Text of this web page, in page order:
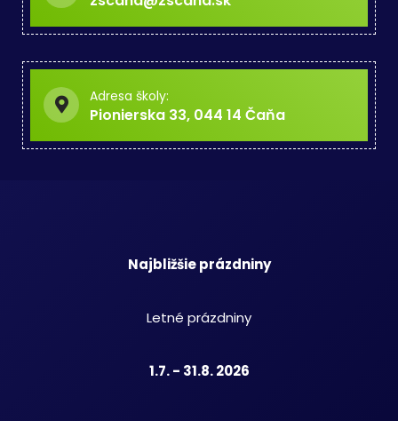
Adresa školy:
Pionierska 33, 044 14 Čaňa
Najbližšie prázdniny
Letné prázdniny
1.7. - 31.8. 2026